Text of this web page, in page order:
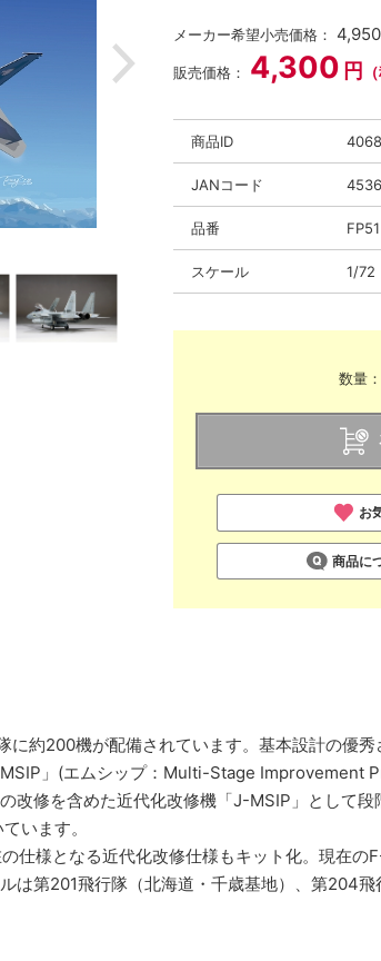
メーカー希望小売価格： 4,950
販売価格： 4,300 円
商品ID
JANコード
品番 FP51
スケール 1/72
数量：
お
商品に
約200機が配備されています。基本設計の優
」(エムシップ：Multi-Stage Improvement
改修を含めた近代化改修機「J-MSIP」として
います。
仕様となる近代化改修仕様もキット化。現在の
第201飛行隊（北海道・千歳基地）、第204飛